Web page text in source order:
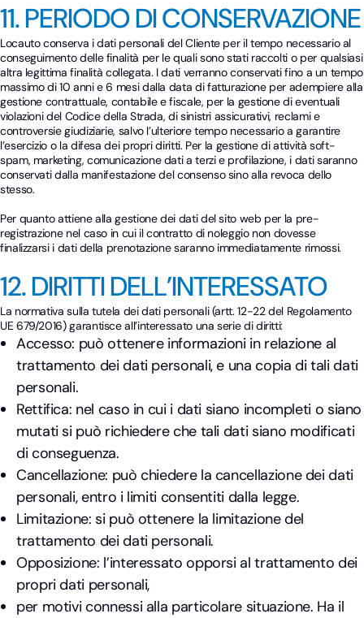
11. PERIODO DI CONSERVAZIONE
Locauto conserva i dati personali del Cliente per il tempo necessario al
conseguimento delle finalità per le quali sono stati raccolti o per qualsiasi
altra legittima finalità collegata. I dati verranno conservati fino a un tempo
massimo di 10 anni e 6 mesi dalla data di fatturazione per adempiere alla
gestione contrattuale, contabile e fiscale, per la gestione di eventuali
violazioni del Codice della Strada, di sinistri assicurativi, reclami e
controversie giudiziarie, salvo l’ulteriore tempo necessario a garantire
l’esercizio o la difesa dei propri diritti. Per la gestione di attività soft-
spam, marketing, comunicazione dati a terzi e profilazione, i dati saranno
conservati dalla manifestazione del consenso sino alla revoca dello
stesso.
Per quanto attiene alla gestione dei dati del sito web per la pre-
registrazione nel caso in cui il contratto di noleggio non dovesse
finalizzarsi i dati della prenotazione saranno immediatamente rimossi.
12. DIRITTI DELL’INTERESSATO
La normativa sulla tutela dei dati personali (artt. 12-22 del Regolamento
UE 679/2016) garantisce all’interessato una serie di diritti:
Accesso: può ottenere informazioni in relazione al
trattamento dei dati personali, e una copia di tali dati
personali.
Rettifica: nel caso in cui i dati siano incompleti o siano
mutati si può richiedere che tali dati siano modificati
di conseguenza.
Cancellazione: può chiedere la cancellazione dei dati
personali, entro i limiti consentiti dalla legge.
Limitazione: si può ottenere la limitazione del
trattamento dei dati personali.
Opposizione: l’interessato opporsi al trattamento dei
propri dati personali,
per motivi connessi alla particolare situazione. Ha il